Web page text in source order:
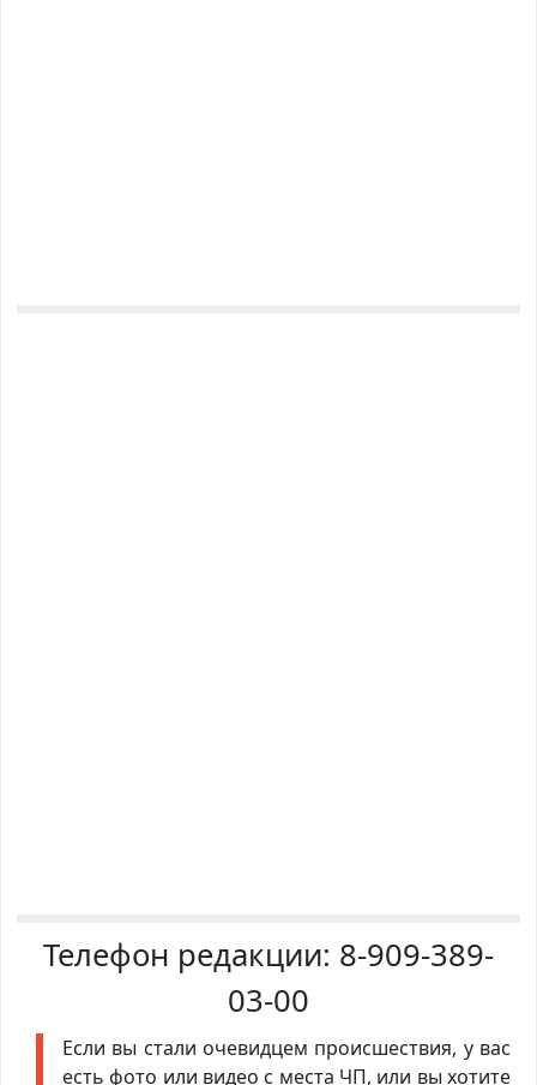
Телефон редакции: 8-909-389-
03-00
Если вы стали очевидцем происшествия, у вас
есть фото или видео с места ЧП, или вы хотите